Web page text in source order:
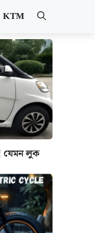
KTM
যেমন লুক